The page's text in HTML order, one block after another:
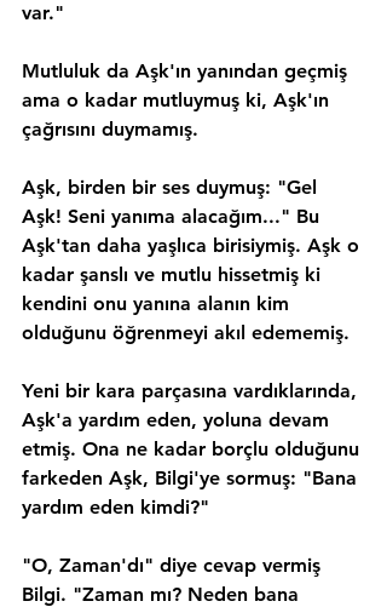
var."
Mutluluk da Aşk'ın yanından geçmiş
ama o kadar mutluymuş ki, Aşk'ın
çağrısını duymamış.
Aşk, birden bir ses duymuş: "Gel
Aşk! Seni yanıma alacağım..." Bu
Aşk'tan daha yaşlıca birisiymiş. Aşk o
kadar şanslı ve mutlu hissetmiş ki
kendini onu yanına alanın kim
olduğunu öğrenmeyi akıl edememiş.
Yeni bir kara parçasına vardıklarında,
Aşk'a yardım eden, yoluna devam
etmiş. Ona ne kadar borçlu olduğunu
farkeden Aşk, Bilgi'ye sormuş: "Bana
yardım eden kimdi?"
"O, Zaman'dı" diye cevap vermiş
Bilgi. "Zaman mı? Neden bana